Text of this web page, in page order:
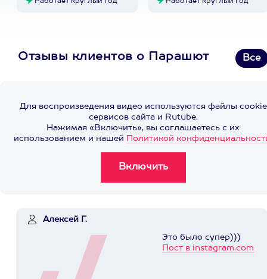
Отзывы клиентов о Парашют Все
Для воспроизведения видео используются файлы cookie
сервисов сайта и Rutube.
Нажимая «Включить», вы соглашаетесь с их
использованием и нашей Политикой
Алексей Г.
Это было супер)))
Пост в instagram.com